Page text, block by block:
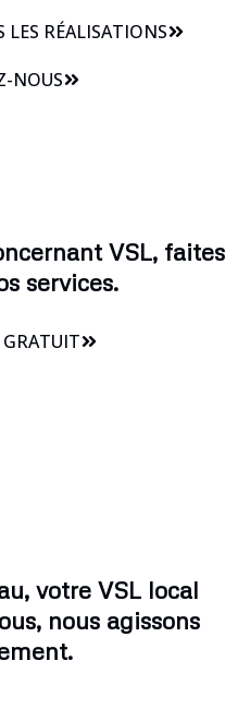
LES RÉALISATIONS
NOUS
VSL, faites
services.
GRATUIT
votre VSL local
nous agissons